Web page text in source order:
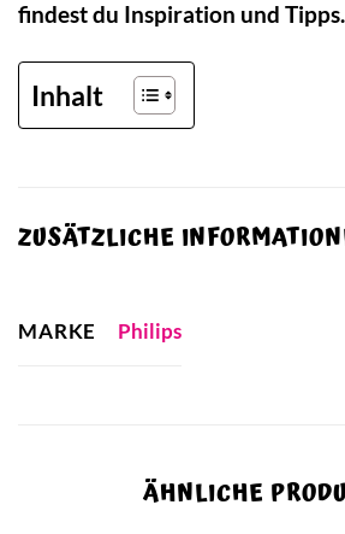
findest du Inspiration und Tipps.
Inhalt
ZUSÄTZLICHE
MARKE Philips
ÄHNLICHE